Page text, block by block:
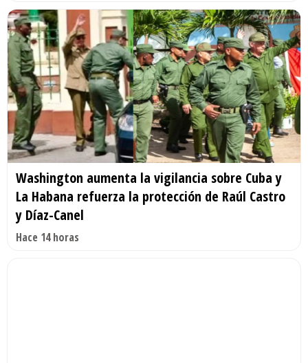
Washington aumenta la vigilancia sobre Cuba y
La Habana refuerza la protección de Raúl Castro
y Díaz-Canel
Hace 14 horas